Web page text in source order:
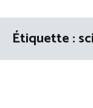
Étiquette :